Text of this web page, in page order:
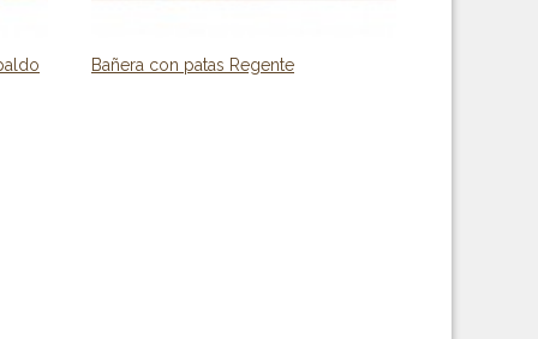
Bañera con patas Regente